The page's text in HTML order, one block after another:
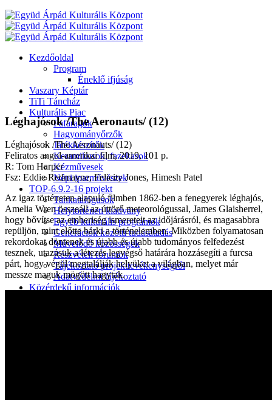
Kezdőoldal
Program
Éneklő ifjúság
Vaszary Képtár
TiTi Táncház
Kulturális Piac
Fafaragók
Hagyományőrzők
Játékkészítők
Keramikusok, fazekasok
Kézművesek
Népi iparművészek
TOP-6.9.2-16 projekt
Tankatalógusok
Helytörténeti kiadvány
Egyéb kulturális programok
Generációk közötti tudásátadás
Művelődő közösségek
Részvételi fórumok
Tájékoztató projekttevékenységről
Adatvédelmi tájékoztató
Közérdekű információk
Léghajósok /The Aeronauts/ (12)
Léghajósok /The Aeronauts/ (12)
Feliratos angol-amerikai film, 2019, 101 p.
R: Tom Harper
Fsz: Eddie Redmayne, Felicity Jones, Himesh Patel
Az igaz történeten alapuló filmben 1862-ben a fenegyerek léghajós,
Amelia Wren összeáll az úttörő meteorológussal, James Glaisherrel,
hogy bővítse az emberiség ismereteit az időjárásról, és magasabbra
repüljön, mint előtte bárki a történelemben. Miközben folyamatosan
rekordokat döntenek és újabb és újabb tudományos felfedezést
tesznek, utazásuk a létezés legvégső határára hozzásegíti a furcsa
párt, hogy végül megtalálják helyüket a világban, melyet már
messze maguk mögött hagytak.